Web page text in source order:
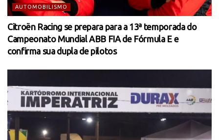
AUTOMOBILISMO
Citroën Racing se prepara para a 13ª temporada do
Campeonato Mundial ABB FIA de Fórmula E e
confirma sua dupla de pilotos